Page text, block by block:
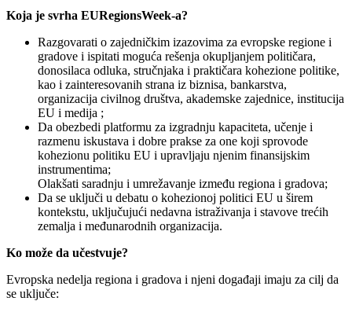
Koja je svrha EURegionsWeek-a?
Razgovarati o zajedničkim izazovima za evropske regione i
gradove i ispitati moguća rešenja okupljanjem političara,
donosilaca odluka, stručnjaka i praktičara kohezione politike,
kao i zainteresovanih strana iz biznisa, bankarstva,
organizacija civilnog društva, akademske zajednice, institucija
EU i medija ;
Da obezbedi platformu za izgradnju kapaciteta, učenje i
razmenu iskustava i dobre prakse za one koji sprovode
kohezionu politiku EU i upravljaju njenim finansijskim
instrumentima;
Olakšati saradnju i umrežavanje između regiona i gradova;
Da se uključi u debatu o kohezionoj politici EU u širem
kontekstu, uključujući nedavna istraživanja i stavove trećih
zemalja i međunarodnih organizacija.
Ko može da učestvuje?
Evropska nedelja regiona i gradova i njeni događaji imaju za cilj da
se uključe: